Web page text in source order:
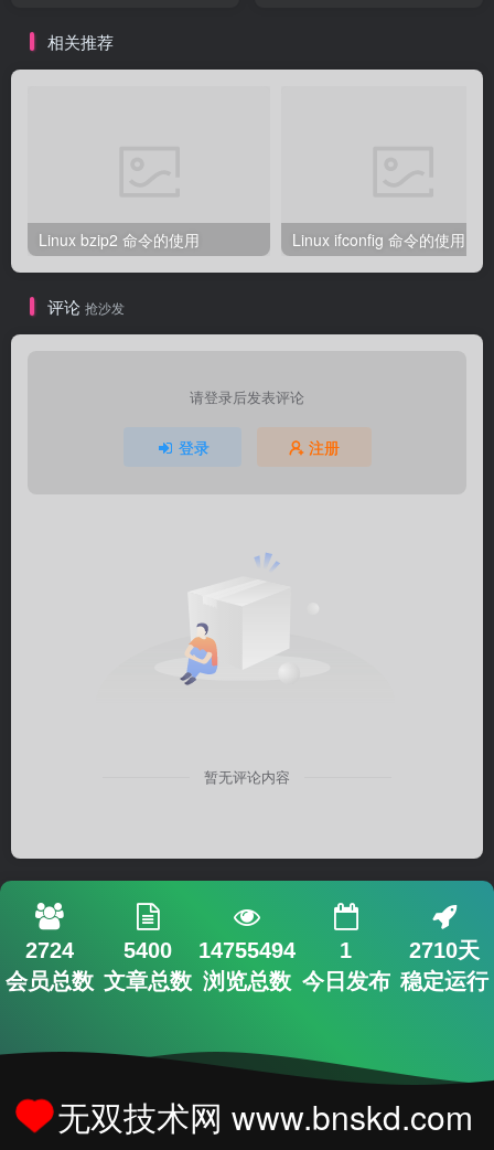
相关推荐
Linux bzip2 命令的使用 Linux ifconfig 命令的使用
评论 抢沙发
请登录后发表评论
登录 注册
暂无评论内容
2724
会员总数
5400
文章总数
14755494
浏览总数
1
今日发布
2710天
稳定运行
无双技术网 www.bnskd.com